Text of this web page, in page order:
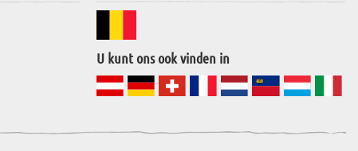
U kunt ons ook vinden in